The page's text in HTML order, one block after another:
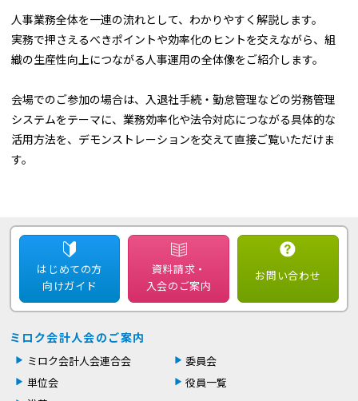
人事業務全体を一連の流れとして、わかりやすく解説します。
実務で押さえるべきポイントや効率化のヒントを交えながら、組
織の生産性向上につながる人事運用の全体像をご紹介します。
会場でのご参加の場合は、入退社手続・勤怠管理などの労務管理
システムをテーマに、業務効率化や法令対応につながる具体的な
活用方法を、デモンストレーションを交えて直接ご覧いただけま
す。
はじめての方
向けガイド
資料請求・
入会のご案内
お問い合わせ
ミロク会計人会のご案内
ミロク会計人会連合会
委員会
単位会
役員一覧